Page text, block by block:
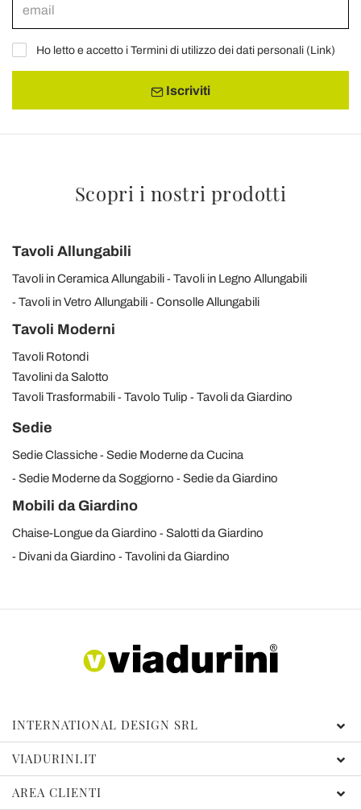
Ho letto e accetto i Termini di utilizzo dei dati personali (Link)
Iscriviti
Scopri i nostri prodotti
Tavoli Allungabili
Tavoli in Ceramica Allungabili
Tavoli in Legno Allungabili
Tavoli in Vetro Allungabili
Consolle Allungabili
Tavoli Moderni
Tavoli Rotondi
Tavolini da Salotto
Tavoli Trasformabili
Tavolo Tulip Tavoli da Giardino
Sedie
Sedie Classiche
Sedie Moderne da Cucina
Sedie Moderne da Soggiorno
Sedie da Giardino
Mobili da Giardino
Chaise-Longue da Giardino
Salotti da Giardino
Divani da Giardino
Tavolini da Giardino
INTERNATIONAL DESIGN SRL
VIADURINI.IT
AREA CLIENTI